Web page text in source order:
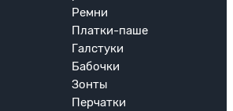
Ремни
Платки-паше
Галстуки
Бабочки
Зонты
Перчатки